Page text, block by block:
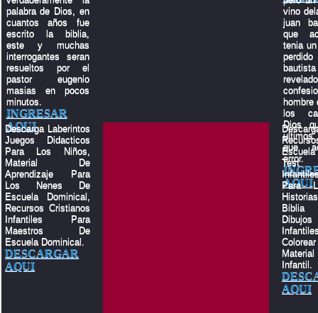
palabra de Dios, en
cuantos años fue
escrito la biblia,
este y muchas
interrogantes seran
resueltos por el
pastor eugenio
masias en pocos
minutos.
INGRESAR
AQUI
vino
juan
que
tenia
hombre
los
Dios
que
error.
AQUI
Descarga Laberintos
Juegos Didacticos
Para Los Niños,
Material De
Aprendizaje Para
Los Nenes De
Escuela Dominical,
Recursos Cristianos
Infantiles Para
Maestros De
Escuela Dominical.
DESCARGAR
AQUI
Test
Para
Infantil.
AQUI